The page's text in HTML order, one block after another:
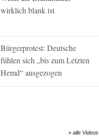
wirklich blank ist
Bürgerprotest: Deutsche
fühlen sich „bis zum Letzten
Hemd“ ausgezogen
» alle Videos